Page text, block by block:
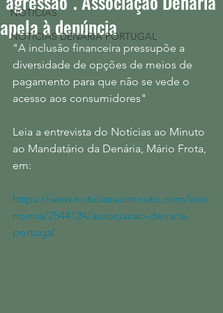
NOTÍCIAS
NOTÍCIAS DENÁRIA PORTUGAL
apela à denúncia
"A inclusão financeira pressupõe a
diversidade de opções de meios de
pagamento para que não se vede o
acesso aos consumidores"
Leia a entrevista do Notícias ao Minuto
ao Mandatário da Denária, Mário Frota,
em:
https://www.noticiasaominuto.com/eco
nomia/2544124/associacao-denaria-
portugal